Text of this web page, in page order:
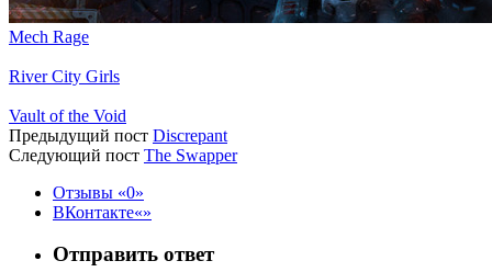
Mech Rage
River City Girls
Vault of the Void
Предыдущий пост Discrepant
Следующий пост The Swapper
Отзывы
0
ВКонтакте
Отправить ответ